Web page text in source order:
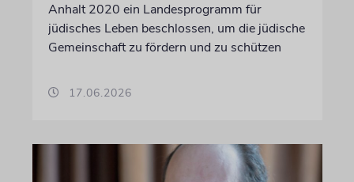
Anhalt 2020 ein Landesprogramm für
jüdisches Leben beschlossen, um die jüdische
Gemeinschaft zu fördern und zu schützen
17.06.2026